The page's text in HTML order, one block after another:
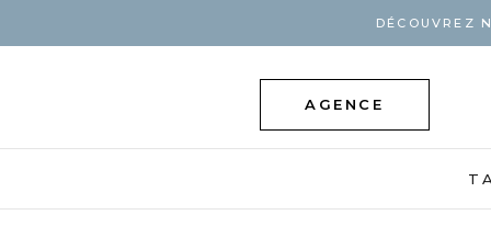
DÉCOUVREZ
AGENCE